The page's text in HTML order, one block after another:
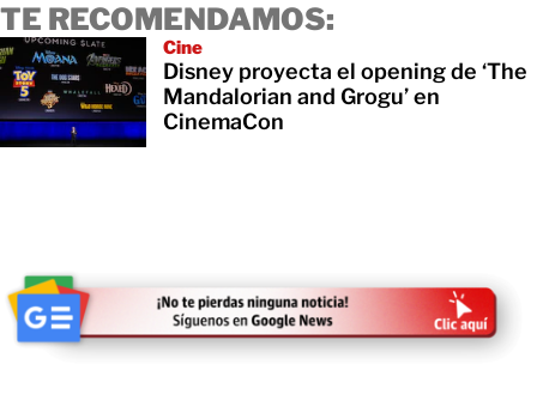
TE RECOMENDAMOS:
Cine
Disney proyecta el opening de ‘The
Mandalorian and Grogu’ en
CinemaCon